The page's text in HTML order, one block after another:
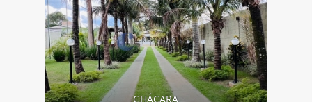
CHÁCARA